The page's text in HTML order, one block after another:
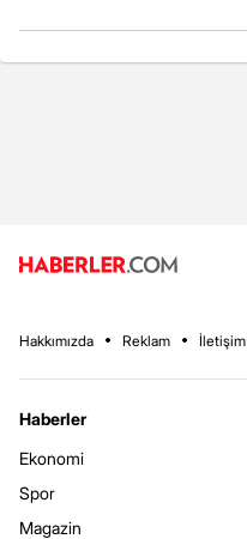
Hakkımızda Reklam İletişim
Haberler
Ekonomi
Spor
Magazin